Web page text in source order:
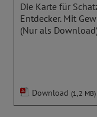
Die Karte für
Entdecker. Mit
(Nur als
Download(1,2 MB)